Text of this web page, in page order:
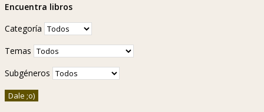
Encuentra libros
Categoría
Temas
Subgéneros